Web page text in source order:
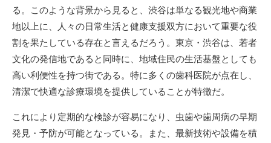
る。このような背景から見ると、渋谷は単なる観光地や商業
地以上に、人々の日常生活と健康支援双方において重要な役
割を果たしている存在と言えるだろう。東京・渋谷は、若者
文化の発信地であると同時に、地域住民の生活基盤としても
高い利便性を持つ街である。特に多くの歯科医院が点在し、
清潔で快適な診療環境を提供していることが特徴だ。
これにより定期的な検診が容易になり、虫歯や歯周病の早期
発見・予防が可能となっている。また、最新技術や設備を積